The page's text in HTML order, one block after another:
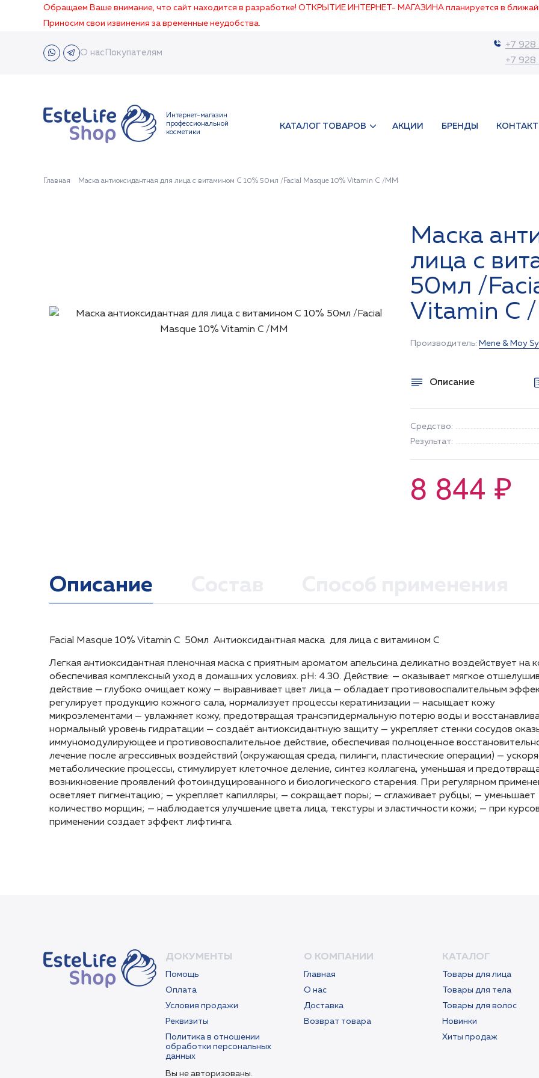
Обращаем Ваше внимание, что сайт находится в разработке! ОТКРЫТИЕ ИНТЕРНЕТ- МАГАЗИНА планируется в
Приносим свои извинения за временные неудобства.
О нас Покупателям
+7
+7
Интернет-магазин
профессиональной
косметики
КАТАЛОГ ТОВАРОВ АКЦИИ БРЕНДЫ
Главная Маска антиоксидантная для лица с витамином С 10% 50мл /Facial Masque 10% Vitamin C /MM
Маска
лица с
50мл /
Vitamin C
Производитель: Mene & Moy
Описание
Средство:
Результат:
8 844 ₽
Описание
Facial Masque 10% Vitamin C 50мл Антиоксидантная маска для лица с витамином С
Легкая антиоксидантная пленочная маска с приятным ароматом апельсина деликатно воздействует на
обеспечивая комплексный уход в домашних условиях. pH: 4.30. Действие: — оказывает мягкое
действие — глубоко очищает кожу — выравнивает цвет лица — обладает противовоспалительным
регулирует продукцию кожного сала, нормализует процессы кератинизации — насыщает кожу
микроэлементами — увлажняет кожу, предотвращая трансэпидермальную потерю воды и
нормальный уровень гидратации — создаёт антиоксидантную защиту — укрепляет стенки сосудов
иммуномодулирующее и противовоспалительное действие, обеспечивая полноценное
лечение после агрессивных воздействий (окружающая среда, пилинги, пластические операции) —
метаболические процессы, стимулирует клеточное деление, синтез коллагена, уменьшая и
возникновение проявлений фотоиндуцированного и биологического старения. При регулярном
осветляет пигментацию; — укрепляет капилляры; — сокращает поры; — сглаживает рубцы; — уменьшает
количество морщин; — наблюдается улучшение цвета лица, текстуры и эластичности кожи; — при
применении создает эффект лифтинга.
Витамин С (10%), сложный пальмитиновый эфир, витамины А и Е, фитиновая кислота, бисаболол, цинк.
Наносить на сухую тщательно очищенную кожу лица и шеи слоем 1мм. Через 20-30 минут удалить
Возможно профессиональное использование препарата.
Facial Masque 10% Vitamin C 50мл Антиоксидантная маска для лица с витамином С
Легкая антиоксидантная пленочная маска с приятным ароматом апельсина деликатно воздействует на
обеспечивая комплексный уход в домашних условиях. pH: 4.30. Действие: — оказывает мягкое
действие — глубоко очищает кожу — выравнивает цвет лица — обладает противовоспалительным
регулирует продукцию кожного сала, нормализует процессы кератинизации — насыщает кожу
микроэлементами — увлажняет кожу, предотвращая трансэпидермальную потерю воды и
нормальный уровень гидратации — создаёт антиоксидантную защиту — укрепляет стенки сосудов
иммуномодулирующее и противовоспалительное действие, обеспечивая полноценное
лечение после агрессивных воздействий (окружающая среда, пилинги, пластические операции) —
метаболические процессы, стимулирует клеточное деление, синтез коллагена, уменьшая и
возникновение проявлений фотоиндуцированного и биологического старения. При регулярном
осветляет пигментацию; — укрепляет капилляры; — сокращает поры; — сглаживает рубцы; — уменьшает
количество морщин; — наблюдается улучшение цвета лица, текстуры и эластичности кожи; — при
применении создает эффект лифтинга.
ДОКУМЕНТЫ
Помощь
Оплата
Условия продажи
Реквизиты
Политика в отношении
обработки персональных
данных
Вы не авторизованы.
О КОМПАНИИ
Главная
О нас
Доставка
Возврат товара
КАТАЛОГ
Товары для лица
Товары для тела
Товары для волос
Новинки
Хиты продаж